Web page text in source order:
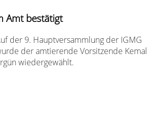
Amt bestätigt
der 9. Hauptversammlung der IGMG
der amtierende Vorsitzende Kemal
wiedergewählt.